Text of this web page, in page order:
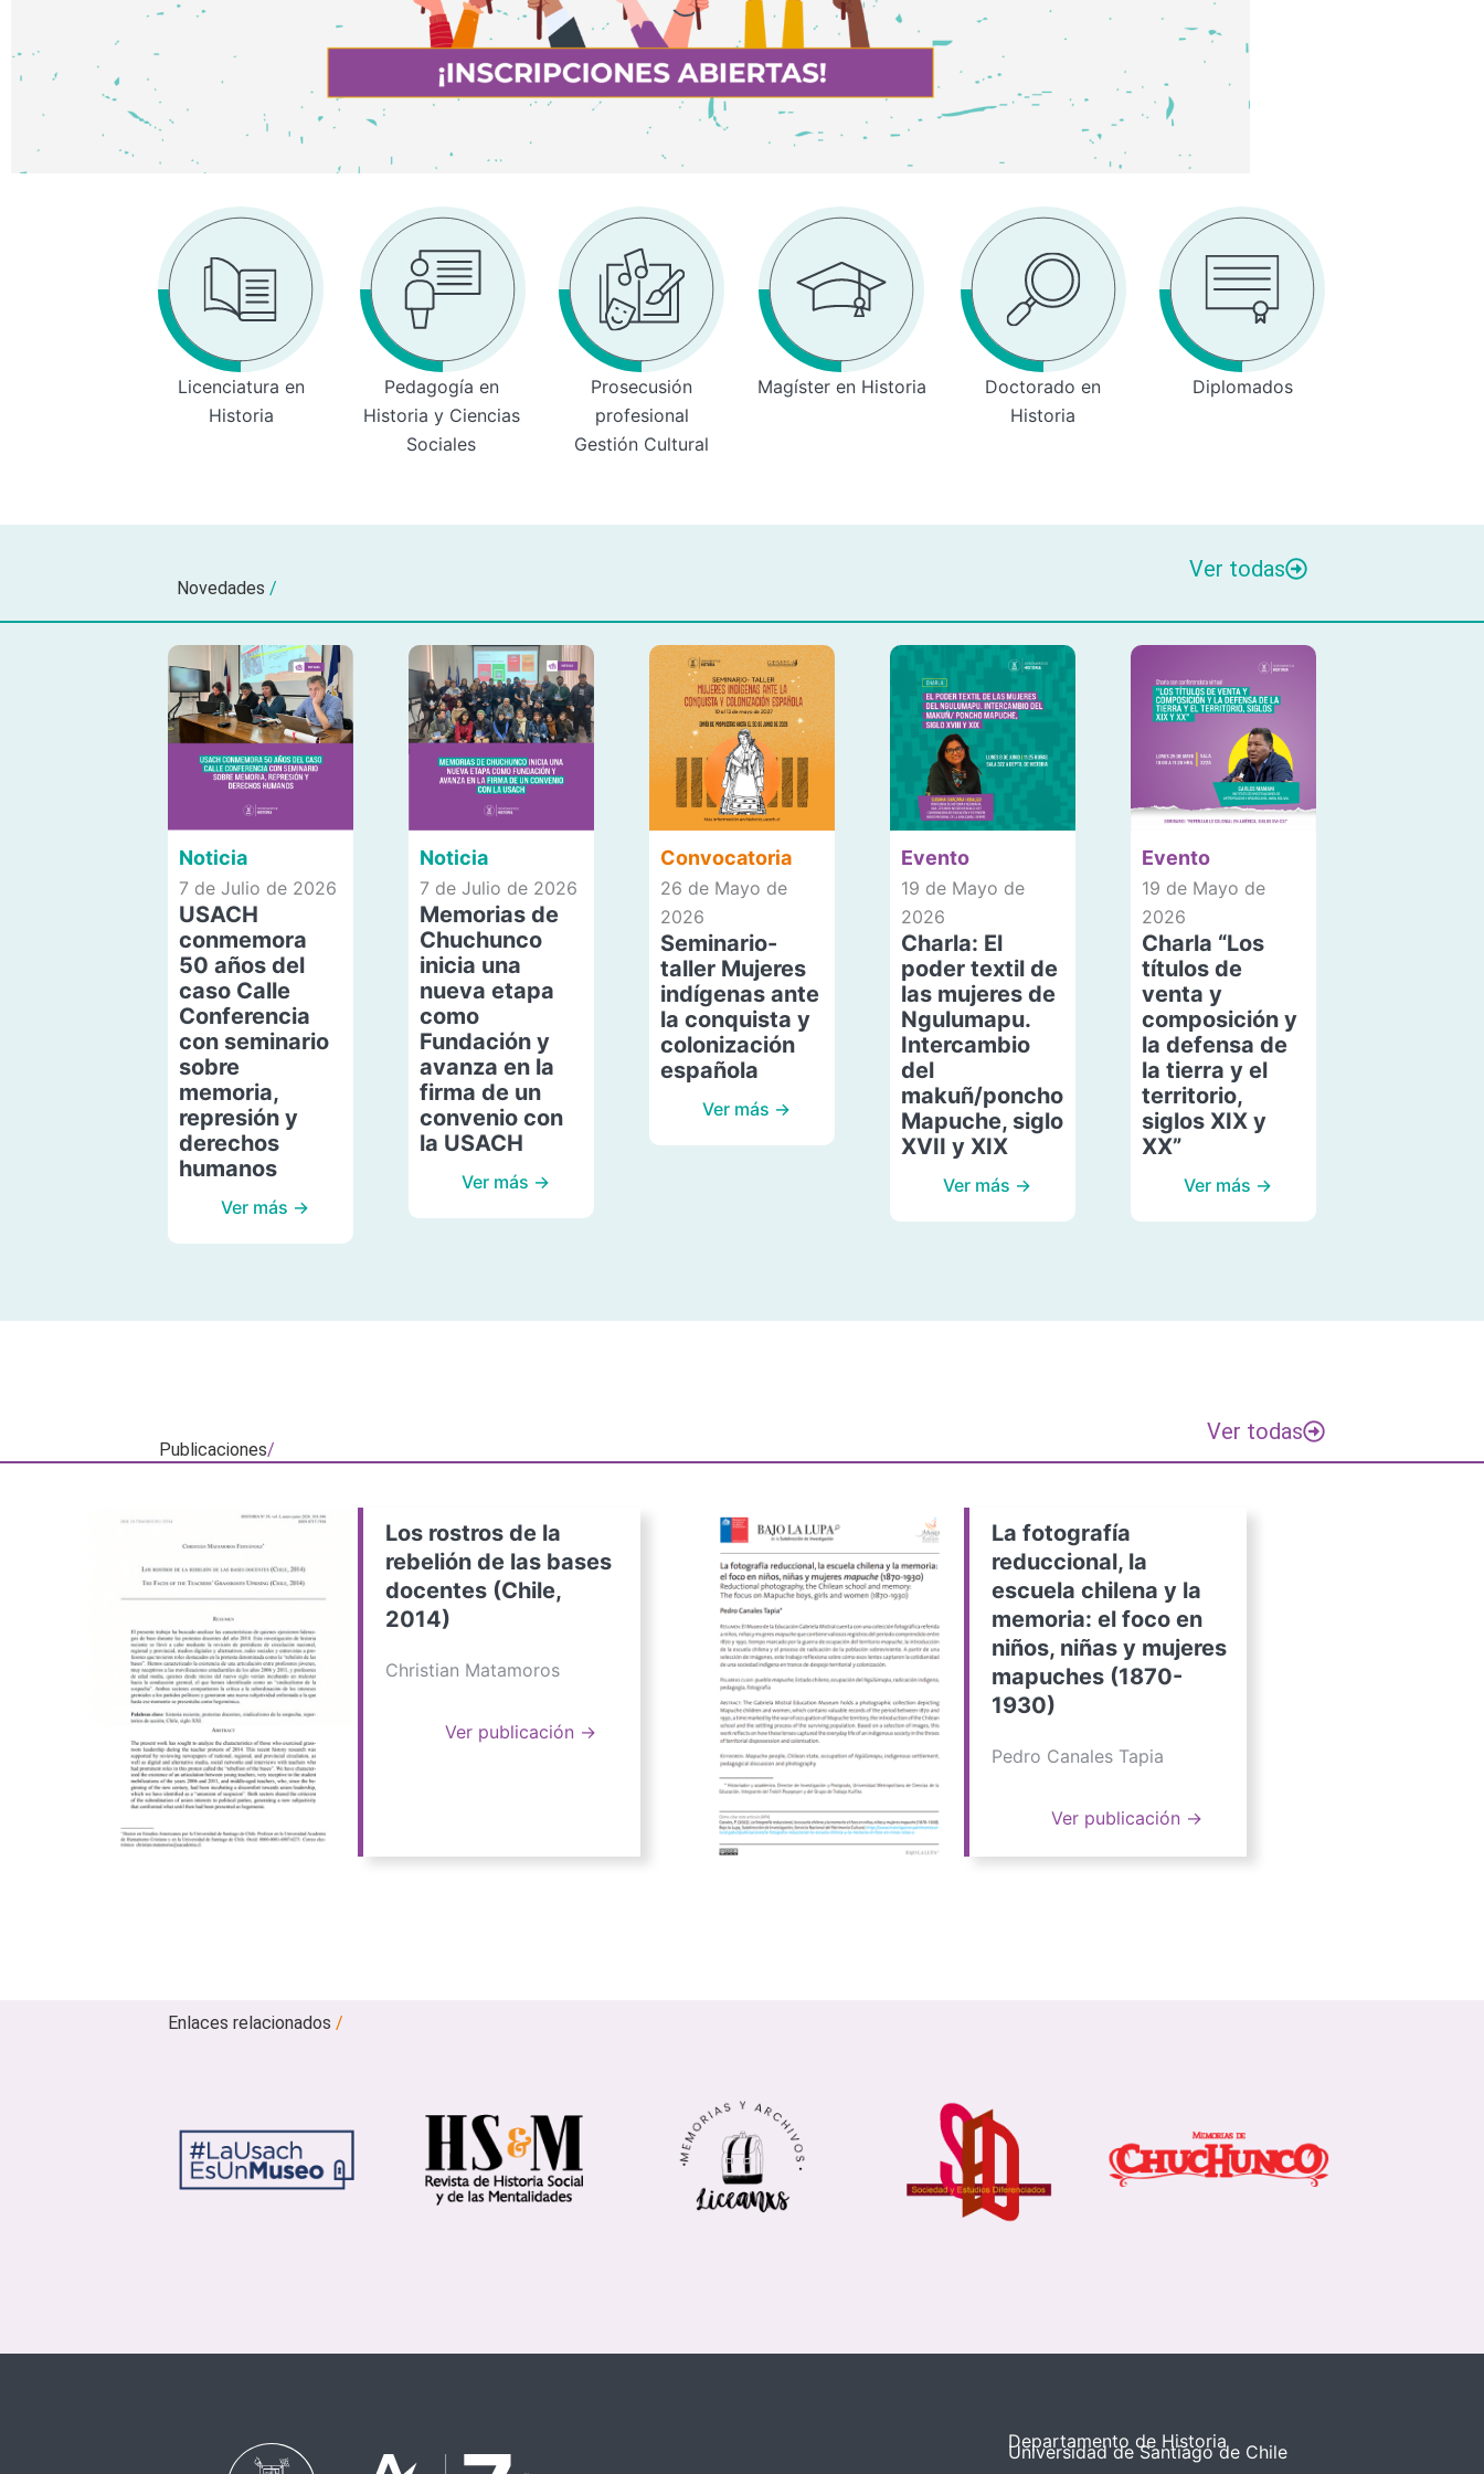
Licenciatura en
Historia
Pedagogía en
Historia y Ciencias
Sociales
Prosecusión
profesional
Gestión Cultural
Magíster en Historia
Doctorado en
Historia
Diplomados
Novedades /
Ver todas
Noticia
7 de Julio de 2026
USACH
conmemora
50 años del
caso Calle
Conferencia
con seminario
sobre
memoria,
represión y
derechos
humanos
Ver más →
Noticia
7 de Julio de 2026
Memorias de
Chuchunco
inicia una
nueva etapa
como
Fundación y
avanza en la
firma de un
convenio con
la USACH
Ver más →
Convocatoria
26 de Mayo de
2026
Seminario-
taller Mujeres
indígenas ante
la conquista y
colonización
española
Ver más →
Evento
19 de Mayo de
2026
Charla: El
poder textil de
las mujeres de
Ngulumapu.
Intercambio
del
makuñ/poncho
Mapuche, siglo
XVII y XIX
Ver más →
Evento
19 de Mayo de
2026
Charla “Los
títulos de
venta y
composición y
la defensa de
la tierra y el
territorio,
siglos XIX y
XX”
Ver más →
Publicaciones/
Ver todas
Los rostros de la
rebelión de las bases
docentes (Chile,
2014)
Christian Matamoros
Ver publicación →
La fotografía
reduccional, la
escuela chilena y la
memoria: el foco en
niños, niñas y mujeres
mapuches (1870-
1930)
Pedro Canales Tapia
Ver publicación →
Enlaces relacionados/
Departamento de Historia
Universidad de Santiago de Chile